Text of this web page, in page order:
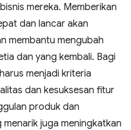
mereka. Memberikan
dan lancar akan
membantu mengubah
dan yang kembali. Bagi
menjadi kriteria
dan kesuksesan fitur
produk dan
juga meningkatkan